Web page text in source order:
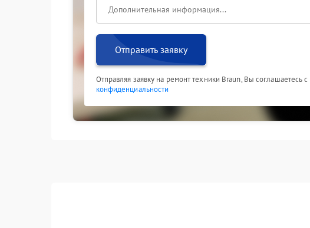
Отправить заявку
Отправляя заявку на ремонт техники Braun, Вы соглашаетесь с
конфиденциальности